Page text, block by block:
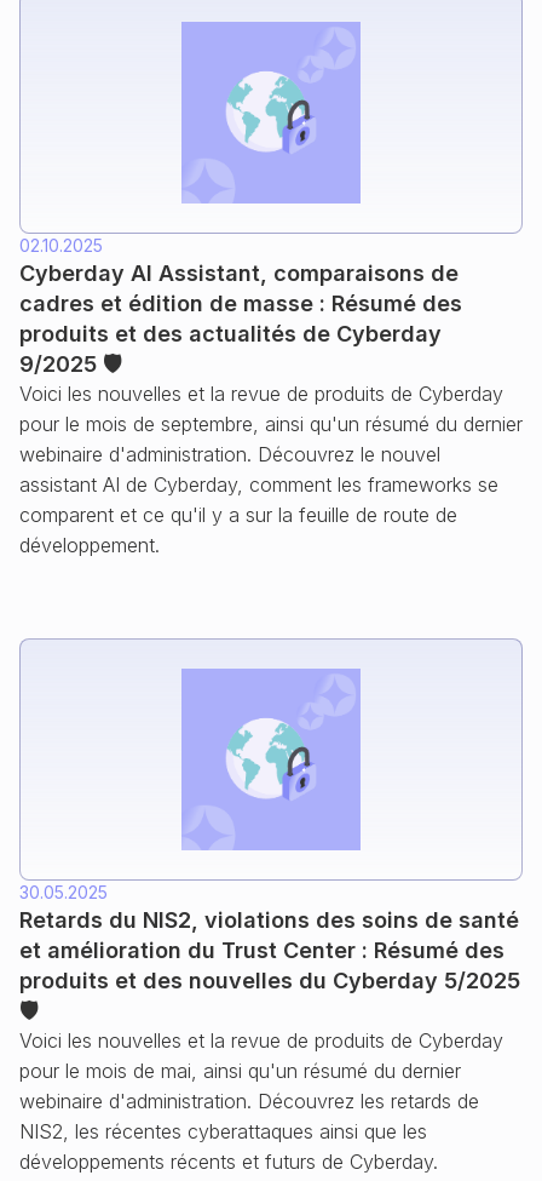
02.10.2025
Cyberday AI Assistant, comparaisons de
cadres et édition de masse : Résumé des
produits et des actualités de Cyberday
9/2025 🛡️
Voici les nouvelles et la revue de produits de Cyberday
pour le mois de septembre, ainsi qu'un résumé du dernier
webinaire d'administration. Découvrez le nouvel
assistant AI de Cyberday, comment les frameworks se
comparent et ce qu'il y a sur la feuille de route de
développement.
30.05.2025
Retards du NIS2, violations des soins de santé
et amélioration du Trust Center : Résumé des
produits et des nouvelles du Cyberday 5/2025
🛡️
Voici les nouvelles et la revue de produits de Cyberday
pour le mois de mai, ainsi qu'un résumé du dernier
webinaire d'administration. Découvrez les retards de
NIS2, les récentes cyberattaques ainsi que les
développements récents et futurs de Cyberday.